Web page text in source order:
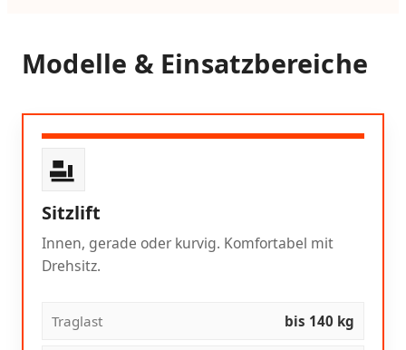
Modelle & Einsatzbereiche
Sitzlift
Innen, gerade oder kurvig. Komfortabel mit
Drehsitz.
Traglast bis 140 kg